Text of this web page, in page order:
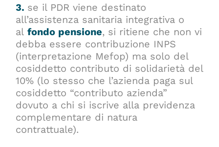
3. se il PDR viene destinato
all’assistenza sanitaria integrativa o
alfondo pensione, si ritiene che non vi
debba essere contribuzione INPS
(interpretazione Mefop) ma solo del
cosiddetto contributo di solidarietà del
10% (lo stesso che l’azienda paga sul
cosiddetto “contributo azienda”
dovuto a chi si iscrive alla previdenza
complementare di natura
contrattuale).